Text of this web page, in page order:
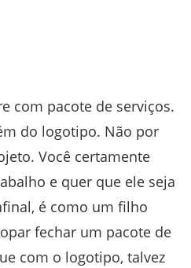
com pacote de serviços.
do logotipo. Não por
Você certamente
e quer que ele seja
é como um filho
fechar um pacote de
com o logotipo, talvez